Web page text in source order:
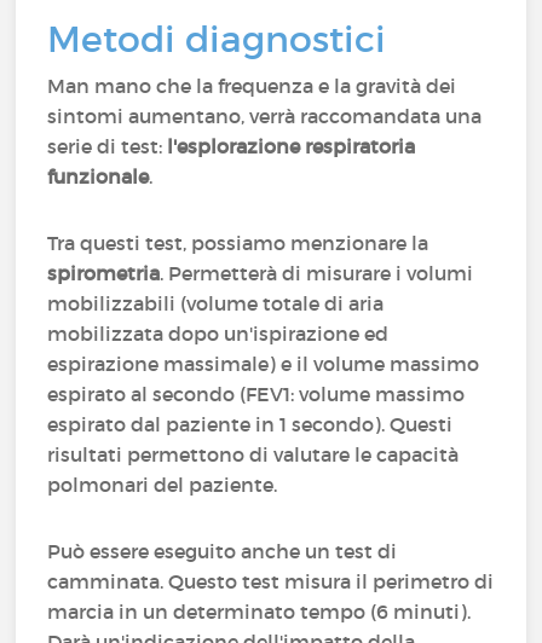
Metodi diagnostici
Man mano che la frequenza e la gravità dei
sintomi aumentano, verrà raccomandata una
serie di test: l'esplorazione respiratoria
funzionale.
Tra questi test, possiamo menzionare la
spirometria. Permetterà di misurare i volumi
mobilizzabili (volume totale di aria
mobilizzata dopo un'ispirazione ed
espirazione massimale) e il volume massimo
espirato al secondo (FEV1: volume massimo
espirato dal paziente in 1 secondo). Questi
risultati permettono di valutare le capacità
polmonari del paziente.
Può essere eseguito anche un test di
camminata. Questo test misura il perimetro di
marcia in un determinato tempo (6 minuti).